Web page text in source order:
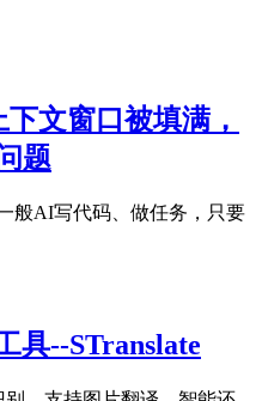
文窗口被填满，
题
般AI写代码、做任务，只要
具--STranslate